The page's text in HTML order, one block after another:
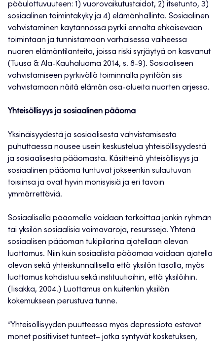
pääulottuvuuteen: 1) vuorovaikutustaidot, 2) itsetunto, 3)
sosiaalinen toimintakyky ja 4) elämänhallinta. Sosiaalinen
vahvistaminen käytännössä pyrkii ennalta ehkäisevään
toimintaan ja tunnistamaan varhaisessa vaiheessa
nuoren elämäntilanteita, joissa riski syrjäytyä on kasvanut
(Tuusa & Ala-Kauhaluoma 2014, s. 8-9). Sosiaaliseen
vahvistamiseen pyrkivällä toiminnalla pyritään siis
vahvistamaan näitä elämän osa-alueita nuorten arjessa.
Yhteisöllisyys ja sosiaalinen pääoma
Yksinäisyydestä ja sosiaalisesta vahvistamisesta
puhuttaessa nousee usein keskustelua yhteisöllisyydestä
ja sosiaalisesta pääomasta. Käsitteinä yhteisöllisyys ja
sosiaalinen pääoma tuntuvat jokseenkin sulautuvan
toisiinsa ja ovat hyvin monisyisiä ja eri tavoin
ymmärrettäviä.
Sosiaalisella pääomalla voidaan tarkoittaa jonkin ryhmän
tai yksilön sosiaalisia voimavaroja, resursseja. Yhtenä
sosiaalisen pääoman tukipilarina ajatellaan olevan
luottamus. Niin kuin sosiaalista pääomaa voidaan ajatella
olevan sekä yhteiskunnallisella että yksilön tasolla, myös
luottamus kohdistuu sekä instituutioihin, että yksilöihin.
(Iisakka, 2004.) Luottamus on kuitenkin yksilön
kokemukseen perustuva tunne.
”Yhteisöllisyyden puutteessa myös depressiota estävät
monet positiiviset tunteet– jotka syntyvät kosketuksen,